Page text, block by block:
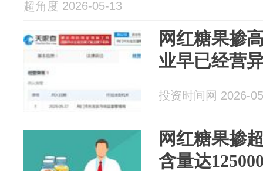
超角度 2026-05-13
网红糖果掺
业早已经营
投资时间网 2026-
网红糖果掺
含量达